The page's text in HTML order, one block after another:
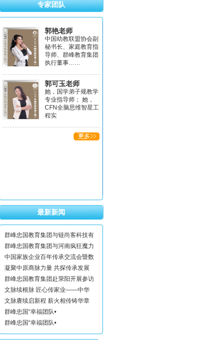
专家团队
郭艳老师
中国幼教联盟协会副
秘书长、家庭教育指
导师、群峰教育集团
执行董事……
郭可玉老师
她，国学弟子规教学
专业指导师； 她，
CFN全脑思维智星工
程实
最新新闻
群峰忠国教育集团与链尚客科技有
群峰忠国教育集团与河南疯狂魔力
中国家族企业百年传承交流会暨数
凝聚中原商脉力量 共探传承发展
群峰忠国教育集团赴荥阳开展参访
文脉续根脉 匠心传家业——中华
文脉赓续启新程 薪火相传铸华章
群峰忠国“幸福团队•
群峰忠国“幸福团队•